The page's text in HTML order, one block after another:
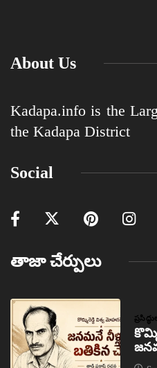
About Us
Kadapa.info is the
the Kadapa District
Social
తాజా చేర్పులు